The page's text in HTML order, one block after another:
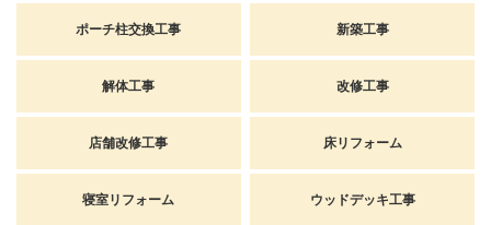
ポーチ柱交換工事 新築工事
解体工事 改修工事
店舗改修工事 床リフォーム
寝室リフォーム ウッドデッキ工事